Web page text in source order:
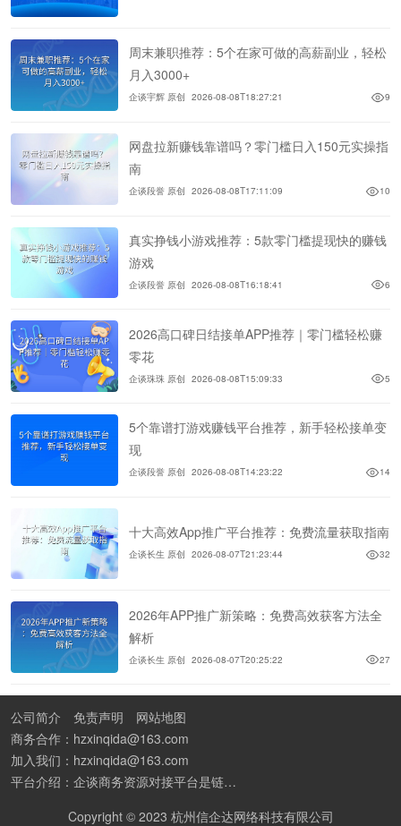
周末兼职推荐：5个在家可做的高薪副业，轻松
月入3000+
企谈宇辉 原创 2026-08-08T18:27:21 9
网盘拉新赚钱靠谱吗？零门槛日入150元实操指
南
企谈段誉 原创 2026-08-08T17:11:09 10
真实挣钱小游戏推荐：5款零门槛提现快的赚钱
游戏
企谈段誉 原创 2026-08-08T16:18:41 6
2026高口碑日结接单APP推荐｜零门槛轻松赚
零花
企谈珠珠 原创 2026-08-08T15:09:33 5
5个靠谱打游戏赚钱平台推荐，新手轻松接单变
现
企谈段誉 原创 2026-08-08T14:23:22 14
十大高效App推广平台推荐：免费流量获取指南
企谈长生 原创 2026-08-07T21:23:44 32
2026年APP推广新策略：免费高效获客方法全
解析
企谈长生 原创 2026-08-07T20:25:22 27
公司简介 免责声明
网站地图
商务合作：hzxinqida@163.com
加入我们：hzxinqida@163.com
平台介绍：企谈商务资源对接平台是链接资源人脉与客户的平台,也是地推app接任务平台、地推拉新团队接单平台。平台汇聚100W+商务资源，地推拉新、APP推广、BD异业合作等业务可免费发布。同时全国的地推团队和个人都可在地推接单平台找到赚钱项目和分享交流地推问题。
Copyright © 2023 杭州信企达网络科技有限公司